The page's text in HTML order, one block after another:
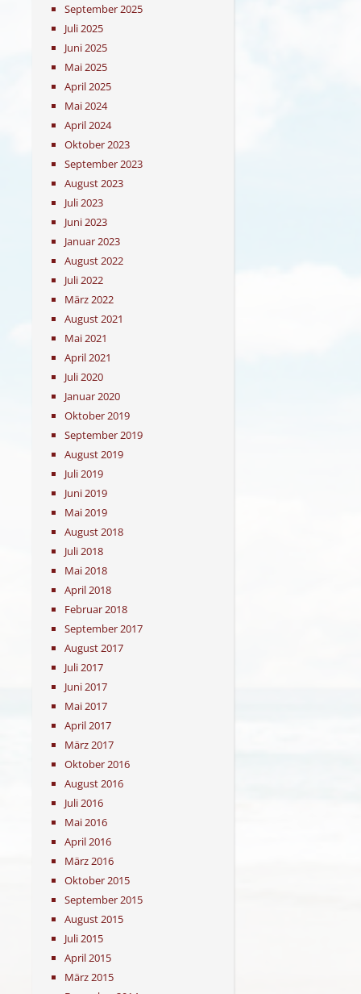
September 2025
Juli 2025
Juni 2025
Mai 2025
April 2025
Mai 2024
April 2024
Oktober 2023
September 2023
August 2023
Juli 2023
Juni 2023
Januar 2023
August 2022
Juli 2022
März 2022
August 2021
Mai 2021
April 2021
Juli 2020
Januar 2020
Oktober 2019
September 2019
August 2019
Juli 2019
Juni 2019
Mai 2019
August 2018
Juli 2018
Mai 2018
April 2018
Februar 2018
September 2017
August 2017
Juli 2017
Juni 2017
Mai 2017
April 2017
März 2017
Oktober 2016
August 2016
Juli 2016
Mai 2016
April 2016
März 2016
Oktober 2015
September 2015
August 2015
Juli 2015
April 2015
März 2015